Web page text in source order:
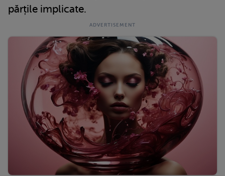
părțile implicate.